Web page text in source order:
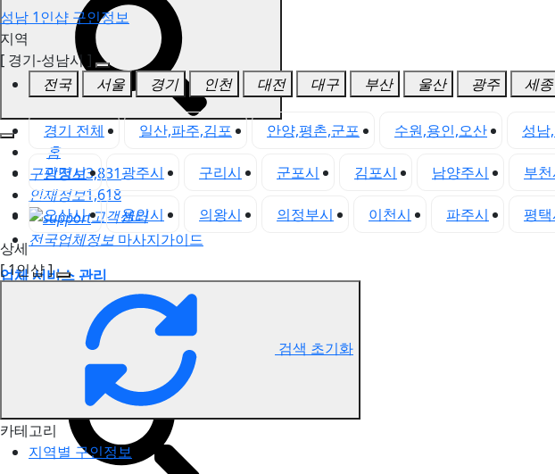
홈
구인정보3,831
인재정보1,618
고객센터
전국업체정보 마사지가이드
업체 서비스 관리
성남 1인샵 구인정보
성남 1인샵 구인정보
지역
[ 경기-성남시 ]
전국
서울 경기 인천 대전 대구 부산 울산 광주 세종
경기 전체 일산,파주,김포 안양,평촌,군포 수원,용인,오산 성남
광명시 광주시 구리시 군포시 김포시 남양주시 부천
오산시 용인시 의왕시 의정부시 이천시 파주시 평택
상세
[ 1인샵 ]
검색 초기화
카테고리
지역별 구인정보